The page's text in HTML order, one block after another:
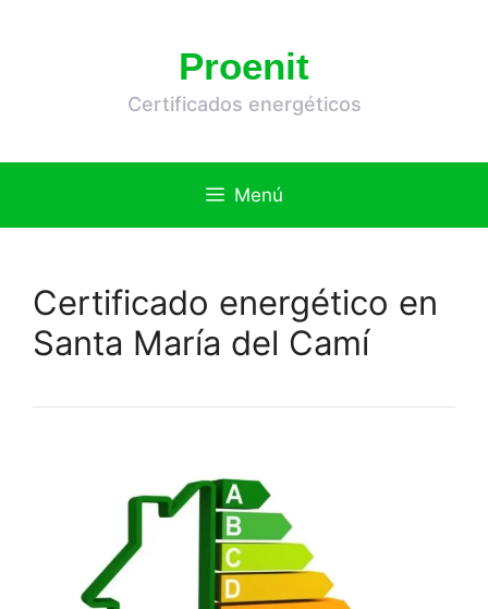
Proenit
Certificados energéticos
Menú
Certificado energético en
Santa María del Camí